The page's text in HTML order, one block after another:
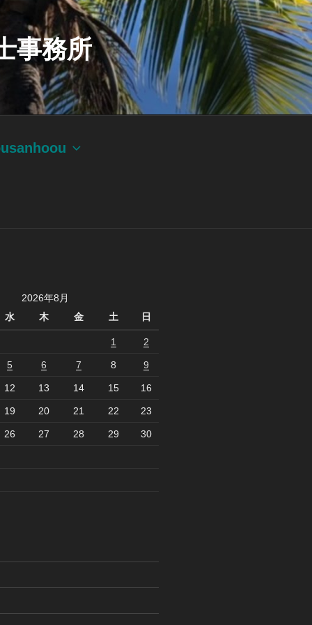
事務所
2026年8月
水
木 金 土 日
1 2
5 6 7 8 9
12 13 14 15 16
19 20 21 22 23
26 27 28 29 30